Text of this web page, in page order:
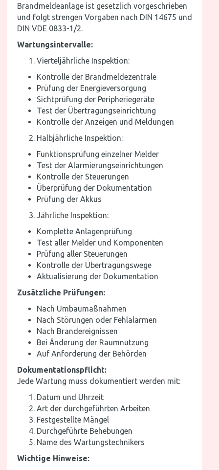
Brandmeldeanlage ist gesetzlich vorgeschrieben
und folgt strengen Vorgaben nach DIN 14675 und
DIN VDE 0833-1/2.
Wartungsintervalle:
Vierteljährliche Inspektion:
Kontrolle der Brandmeldezentrale
Prüfung der Energieversorgung
Sichtprüfung der Peripheriegeräte
Test der Übertragungseinrichtung
Kontrolle der Anzeigen und Meldungen
Halbjährliche Inspektion:
Funktionsprüfung einzelner Melder
Test der Alarmierungseinrichtungen
Kontrolle der Steuerungen
Überprüfung der Dokumentation
Prüfung der Akkus
Jährliche Inspektion:
Komplette Anlagenprüfung
Test aller Melder und Komponenten
Prüfung aller Steuerungen
Kontrolle der Übertragungswege
Aktualisierung der Dokumentation
Zusätzliche Prüfungen:
Nach Umbaumaßnahmen
Nach Störungen oder Fehlalarmen
Nach Brandereignissen
Bei Änderung der Raumnutzung
Auf Anforderung der Behörden
Dokumentationspflicht:
Jede Wartung muss dokumentiert werden mit:
Datum und Uhrzeit
Art der durchgeführten Arbeiten
Festgestellte Mängel
Durchgeführte Behebungen
Name des Wartungstechnikers
Wichtige Hinweise: